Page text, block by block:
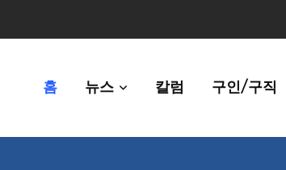
홈 뉴스 칼럼 구인/구직